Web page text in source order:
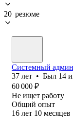
20 резюме
Системный
37 лет • Был 14
60 000 ₽
Не ищет работу
Общий опыт
16 лет 10 месяцев